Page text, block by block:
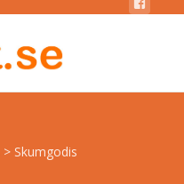
> Skumgodis